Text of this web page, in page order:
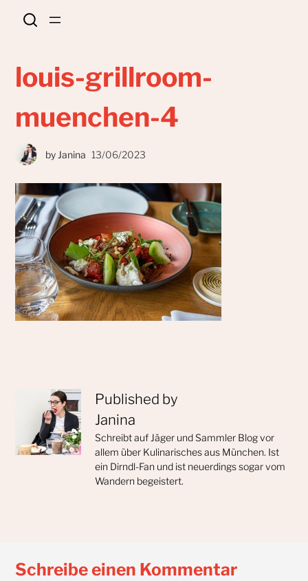
louis-grillroom-
muenchen-4
by Janina 13/06/2023
Published by
Janina
Schreibt auf Jäger und Sammler Blog vor
allem über Kulinarisches aus München. Ist
ein Dirndl-Fan und ist neuerdings sogar vom
Wandern begeistert.
Schreibe einen Kommentar